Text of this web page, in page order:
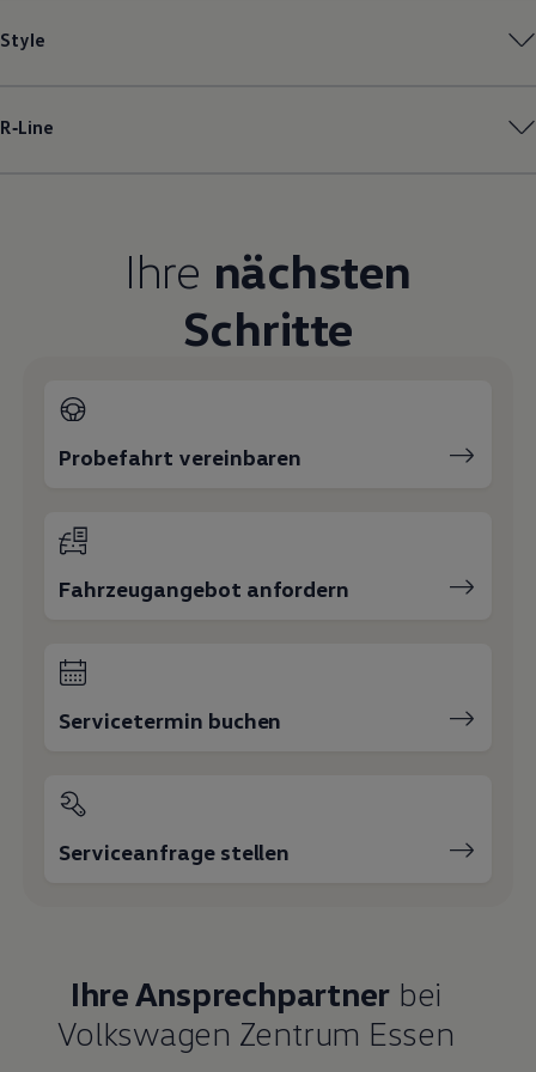
Style
R‑Line
Ihre nächsten
Schritte
Probefahrt vereinbaren
Fahrzeugangebot anfordern
Servicetermin buchen
Serviceanfrage stellen
Ihre Ansprechpartner bei
Volkswagen Zentrum Essen